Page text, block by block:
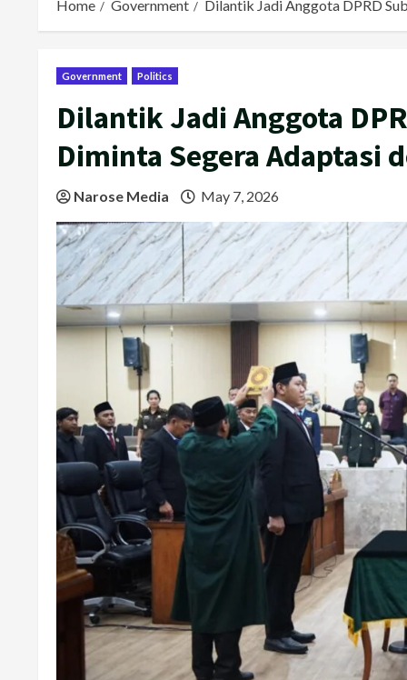
Home Government Dilantik Jadi Anggota DPRD
Government Politics
Dilantik Jadi Anggota
Diminta Segera Adaptasi
Narose Media May 7, 2026